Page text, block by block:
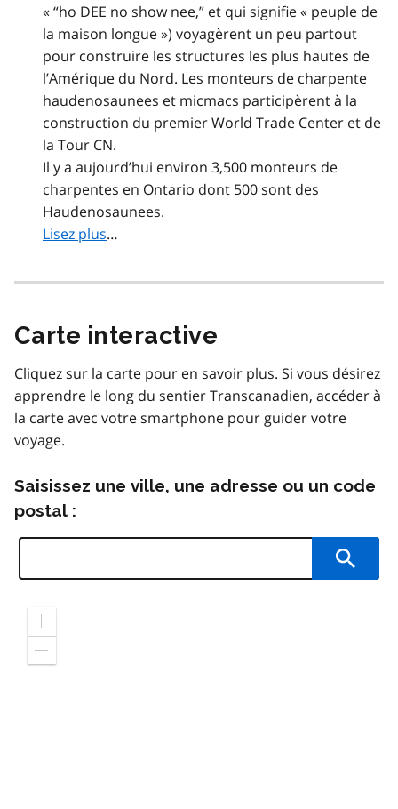
« “ho DEE no show nee,” et qui signifie « peuple de
la maison longue ») voyagèrent un peu partout
pour construire les structures les plus hautes de
l’Amérique du Nord. Les monteurs de charpente
haudenosaunees et micmacs participèrent à la
construction du premier World Trade Center et de
la Tour CN.
Il y a aujourd’hui environ 3,500 monteurs de
charpentes en Ontario dont 500 sont des
Haudenosaunees.
Lisez plus…
Carte interactive
Cliquez sur la carte pour en savoir plus. Si vous désirez
apprendre le long du sentier Transcanadien, accéder à
la carte avec votre smartphone pour guider votre
voyage.